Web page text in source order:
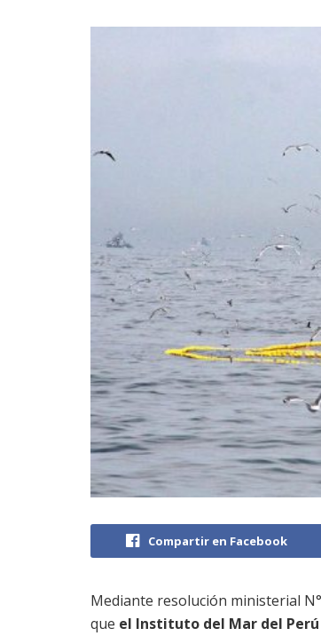
Compartir en Facebook
Mediante resolución ministerial
que el Instituto del Mar del